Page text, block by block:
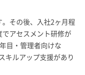
その後、入社2ヶ月程
アセスメント研修が
目・管理者向けな
キルアップ支援があり